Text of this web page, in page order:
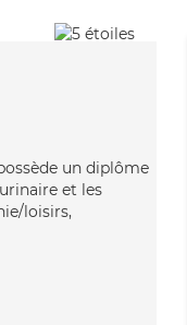
un diplôme
et les
loisirs,